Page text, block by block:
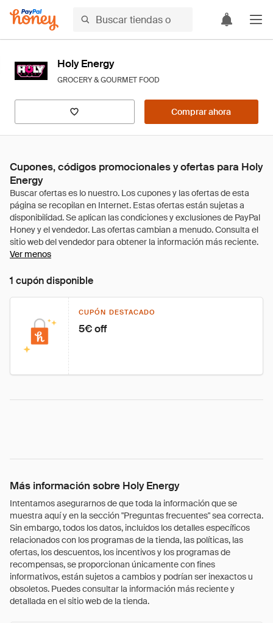
Holy Energy
GROCERY & GOURMET FOOD
Comprar ahora
Cupones, códigos promocionales y ofertas para Holy
Energy
Ver menos
1 cupón disponible
CUPÓN DESTACADO
5€ off
Más información sobre Holy Energy
Intentamos asegurarnos de que toda la información que se
muestra aquí y en la sección "Preguntas frecuentes" sea correcta.
Sin embargo, todos los datos, incluidos los detalles específicos
relacionados con los programas de la tienda, las políticas, las
ofertas, los descuentos, los incentivos y los programas de
recompensas, se proporcionan únicamente con fines
informativos, están sujetos a cambios y podrían ser inexactos u
obsoletos. Puedes consultar la información más reciente y
detallada en el sitio web de la tienda.